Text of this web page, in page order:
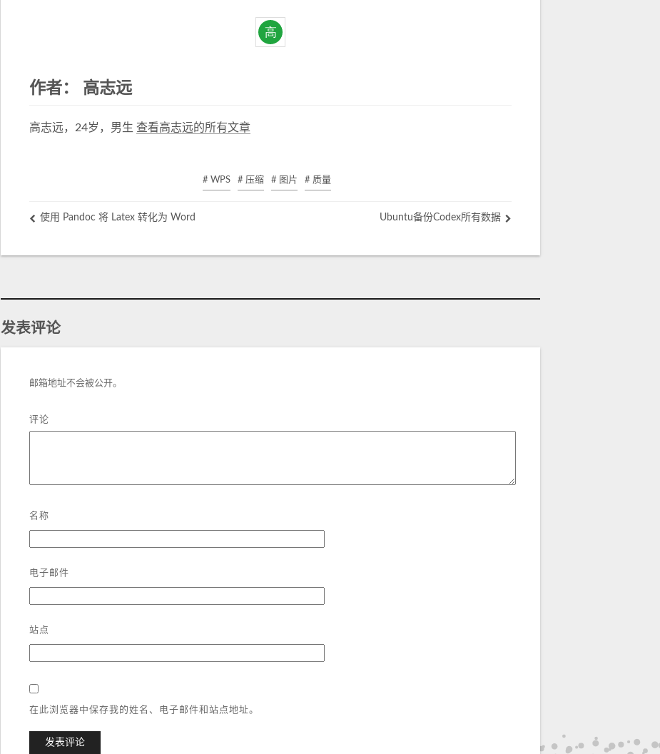
作者： 高志远
高志远，24岁，男生 查看高志远的所有文章
# WPS # 压缩 # 图片 # 质量
使用 Pandoc 将 Latex 转化为 Word Ubuntu备份Codex所有数据
发表评论
邮箱地址不会被公开。
评论
名称
电子邮件
站点
在此浏览器中保存我的姓名、电子邮件和站点地址。